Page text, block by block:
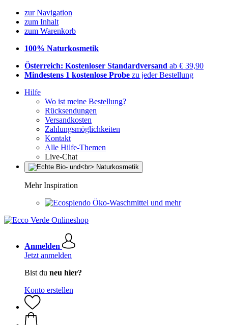
zur Navigation
zum Inhalt
zum Warenkorb
100% Naturkosmetik
Österreich: Kostenloser Standardversand ab € 39,90
Mindestens 1 kostenlose Probe zu jeder Bestellung
Hilfe
Wo ist meine Bestellung?
Rücksendungen
Versandkosten
Zahlungsmöglichkeiten
Kontakt
Alle Hilfe-Themen
Live-Chat
Mehr Inspiration
Öko-Waschmittel und mehr
Anmelden
Jetzt anmelden
Bist du neu hier?
Konto erstellen